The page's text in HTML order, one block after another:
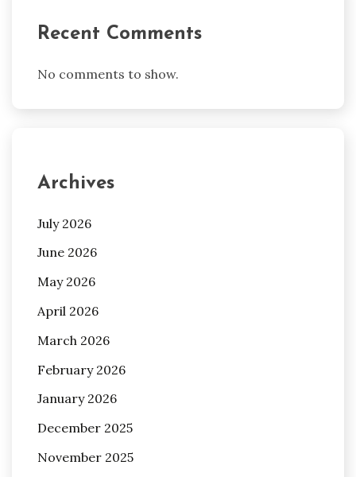
Recent Comments
No comments to show.
Archives
July 2026
June 2026
May 2026
April 2026
March 2026
February 2026
January 2026
December 2025
November 2025